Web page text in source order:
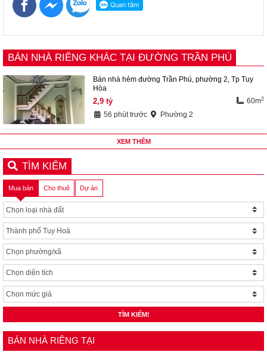
BÁN NHÀ RIÊNG KHÁC TẠI ĐƯỜNG TRẦN PHÚ
Bán nhà hẻm đường Trần Phú, phường 2, Tp Tuy
Hòa
2,9tỷ 60m2
56 phút trước Phường 2
XEM THÊM
TÌM KIẾM
Mua bán Cho thuê Dự án
TÌM KIẾM!
BÁN NHÀ RIÊNG TẠI